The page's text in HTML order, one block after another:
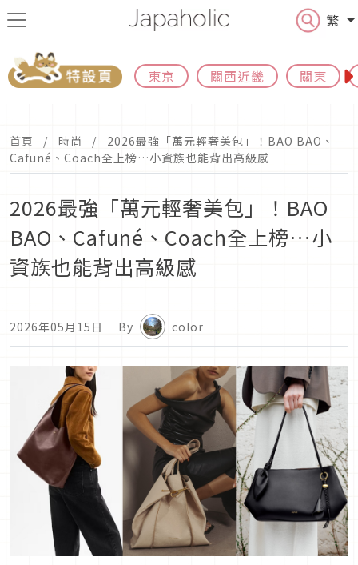
繁
東京 關西近畿 關東
首頁 時尚
2026最強「萬元輕奢美包」！BAO BAO、
Cafuné、Coach全上榜…小資族也能背出高級感
2026最強「萬元輕奢美包」！BAO
BAO、Cafuné、Coach全上榜…小
資族也能背出高級感
2026年05月15日 ｜ By color